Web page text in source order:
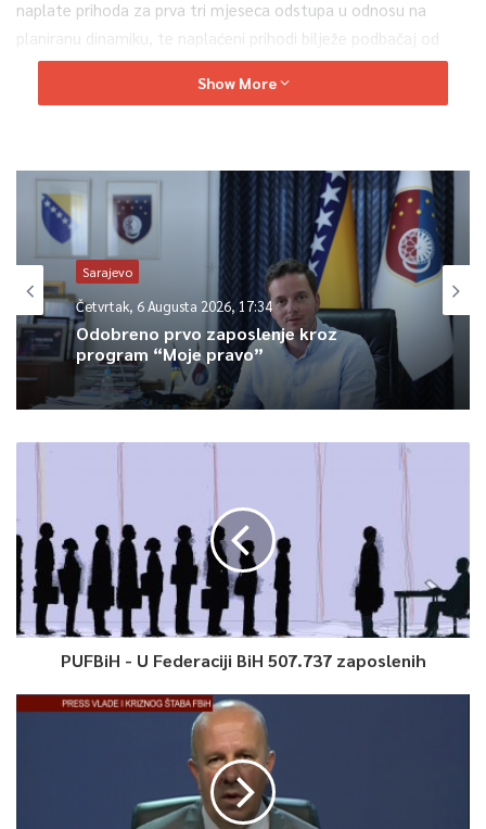
naplate prihoda za prva tri mjeseca odstupa u odnosu na
planiranu dinamiku, te naplaćeni prihodi bilježe podbačaj od
242,2 milijuna KM, što je manje za 20 posto.
Proračuna, tako da se realno ne može izvršiti poređenje
ukupnih prihoda u odnosu na isto razdoblje prethodne godine.
Ukupno obračunati rashodi i izdaci za prvi kvartal 2020. godine
iznose 893,7 milijuna KM, što je 18 posto u odnosu na
planirane.
Rashodi i izdaci na gotovinskoj osnovi iznose 642,4 milijuna KM,
što je 72 posto ukupno obračunatih rashoda i izdataka u
0
Article Rating
Show More
Sarajevo
Četvrtak, 6 Augusta 2026, 17:34
Odobreno prvo zaposlenje kroz
program “Moje pravo”
PUFBiH - U Federaciji BiH 507.737 zaposlenih